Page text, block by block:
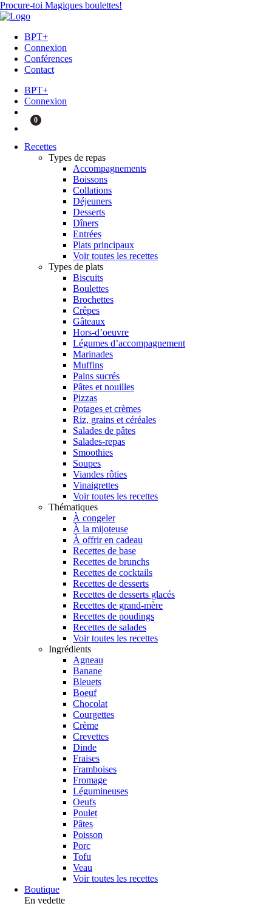
Procure-toi Magiques boulettes!
BPT+
Connexion
Conférences
Contact
BPT+
Connexion
0
Recettes
Types de repas
Accompagnements
Boissons
Collations
Déjeuners
Desserts
Dîners
Entrées
Plats principaux
Voir toutes les recettes
Types de plats
Biscuits
Boulettes
Brochettes
Crêpes
Gâteaux
Hors-d’oeuvre
Légumes d’accompagnement
Marinades
Muffins
Pains sucrés
Pâtes et nouilles
Pizzas
Potages et crèmes
Riz, grains et céréales
Salades de pâtes
Salades-repas
Smoothies
Soupes
Viandes rôties
Vinaigrettes
Voir toutes les recettes
Thématiques
À congeler
À la mijoteuse
À offrir en cadeau
Recettes de base
Recettes de brunchs
Recettes de cocktails
Recettes de desserts
Recettes de desserts glacés
Recettes de grand-mère
Recettes de poudings
Recettes de salades
Voir toutes les recettes
Ingrédients
Agneau
Banane
Bleuets
Boeuf
Chocolat
Courgettes
Crème
Crevettes
Dinde
Fraises
Framboises
Fromage
Légumineuses
Oeufs
Poulet
Pâtes
Poisson
Porc
Tofu
Veau
Voir toutes les recettes
Boutique
En vedette